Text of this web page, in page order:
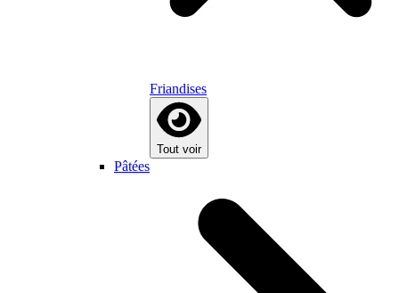
Friandises
Tout voir
Pâtées